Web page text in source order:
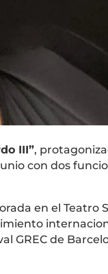
III”,
con dos
en el Teatro
GREC de